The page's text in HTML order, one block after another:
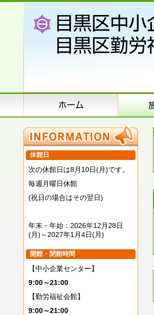
休館日
次の休館日は8月10日(月)です。
毎週月曜日休館
(祝日の場合はその翌日)
年末・年始：2026年12月28日
(月)～2027年1月4日(月)
開館・閉館時間
【中小企業センター】
9:00～21:00
【勤労福祉会館】
9:00～21:00